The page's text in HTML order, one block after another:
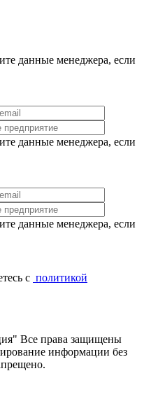
данные менеджера, если
данные менеджера, если
данные менеджера, если
с политикой
Все права защищены
информации без